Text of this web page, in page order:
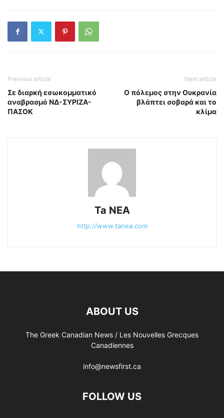
Previous article
Σε διαρκή εσωκομματικό
αναβρασμό ΝΔ-ΣΥΡΙΖΑ-
ΠΑΣΟΚ
Next article
Ο πόλεμος στην Ουκρανία
βλάπτει σοβαρά και το
κλίμα
Ta NEA
http://www.tanea.com
ABOUT US
The Greek Canadian News / Les Nouvelles Grecques
Canadiennes
info@newsfirst.ca
FOLLOW US